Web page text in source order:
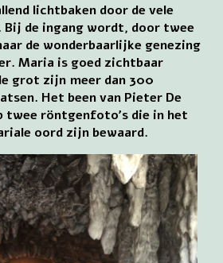
lichtbaken door de vele
Bij de ingang wordt, door twee
de wonderbaarlijke genezing
Maria is goed zichtbaar
grot zijn meer dan 300
Het been van Pieter De
twee röntgenfoto’s die in het
oord zijn bewaard.